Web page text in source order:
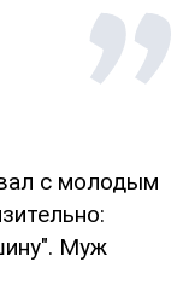
с молодым
Муж